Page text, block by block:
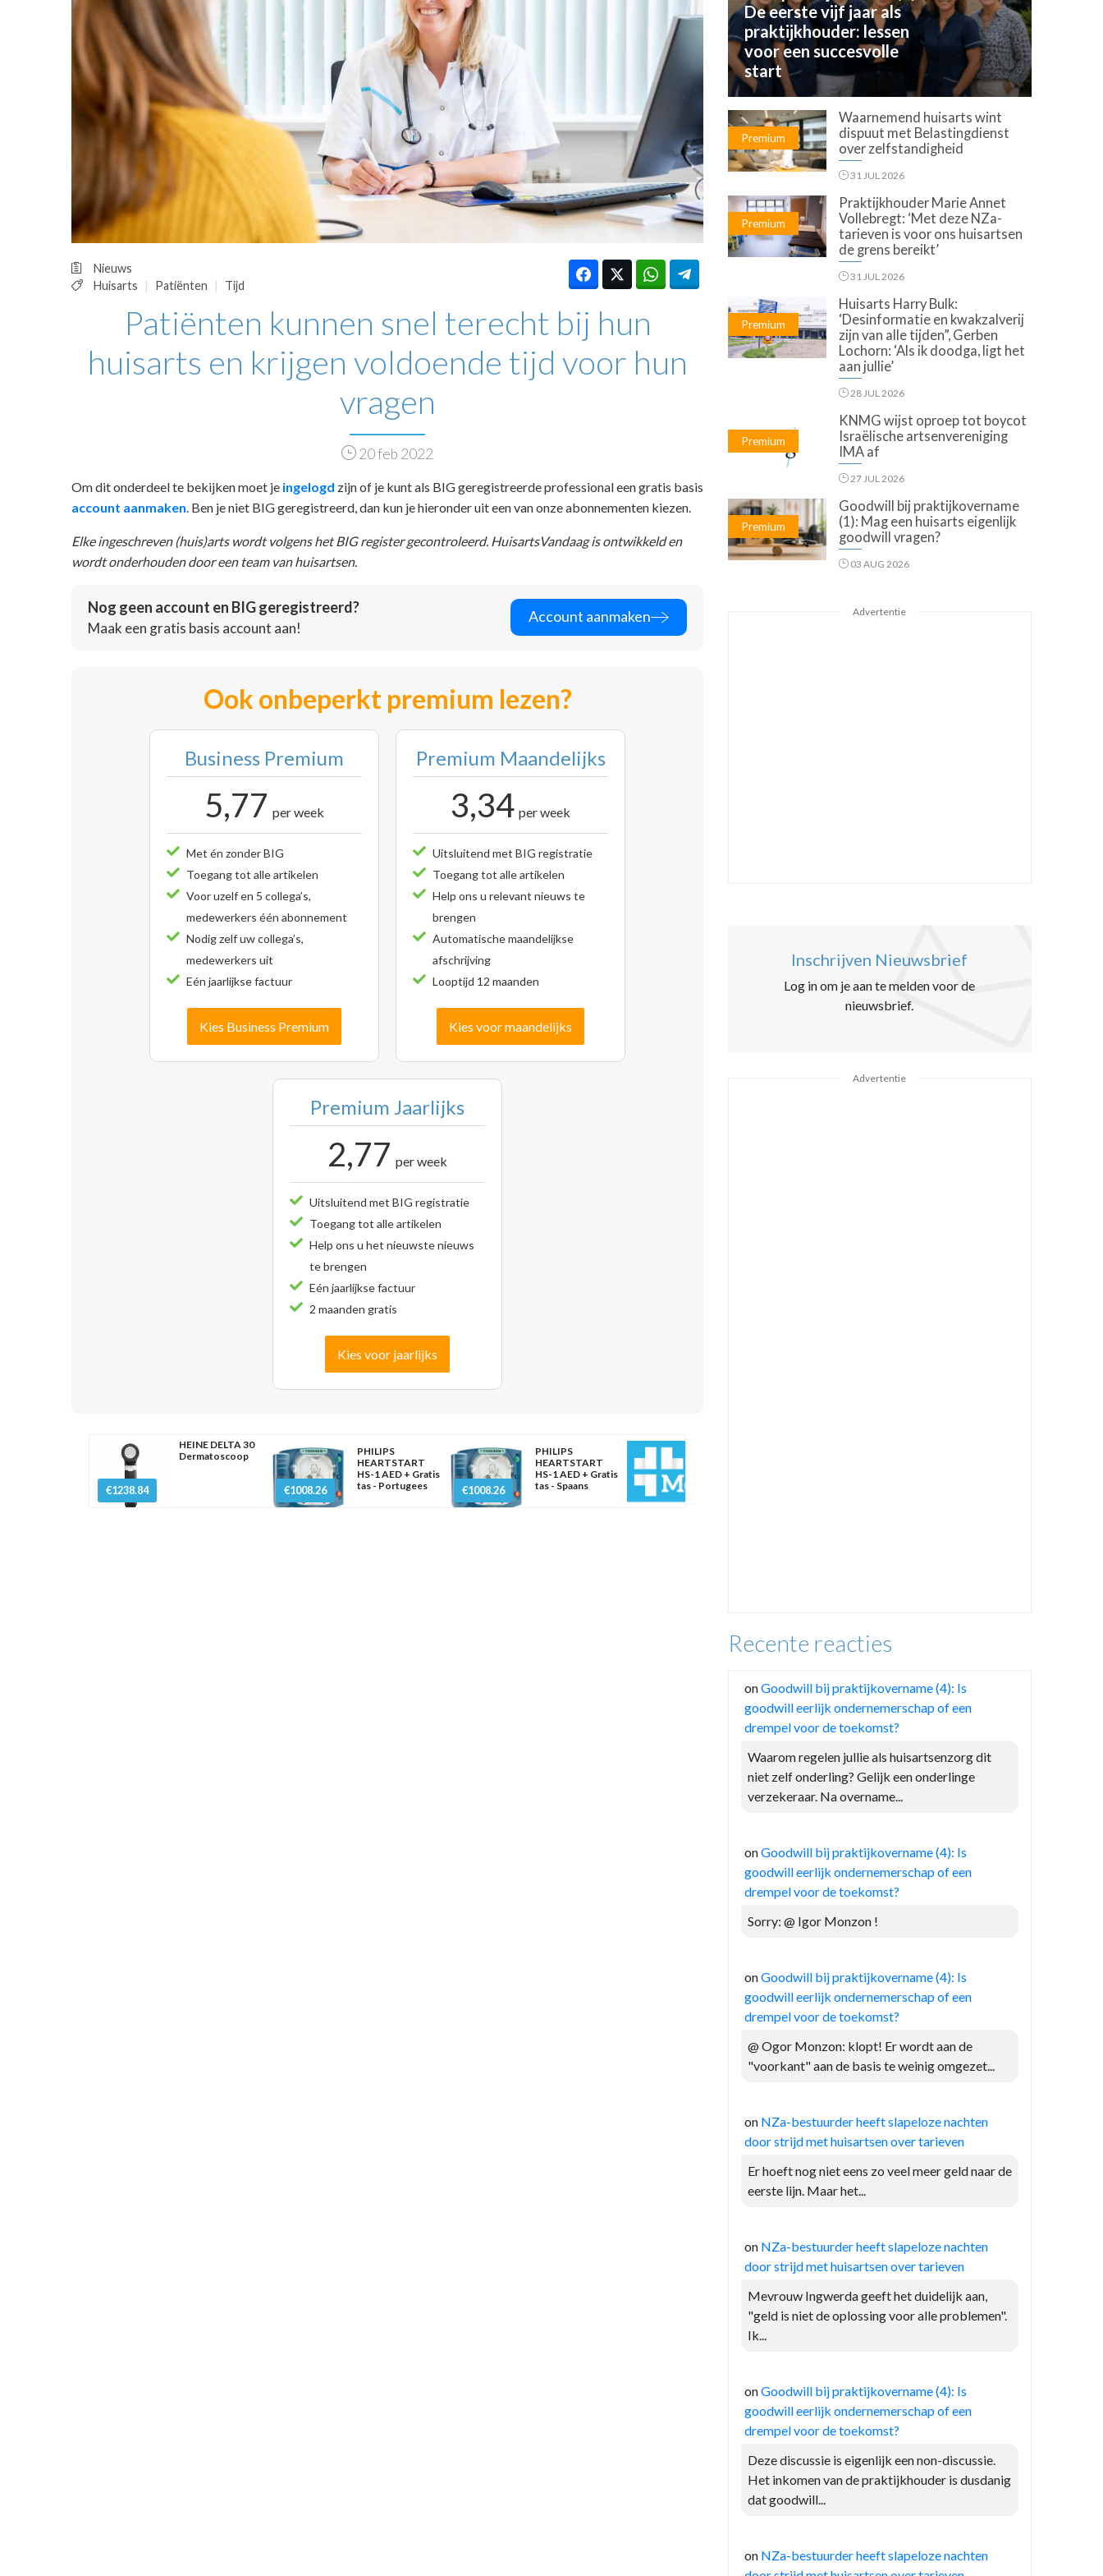
HUISARTSENPOST
PRAKTIJKZAKEN
TARIEVEN
VPHUISARTSEN
MEDISCHE VAKHANDEL
INLOGGEN
REGISTRATIE
Nieuws
Huisarts
Patiënten Tijd
Patiënten kunnen snel terecht bij hun
huisarts en krijgen voldoende tijd voor hun
vragen
20 feb 2022
Om dit onderdeel te bekijken moet je ingelogd zijn of je kunt als BIG geregistreerde professional een gratis basis
account aanmaken . Ben je niet BIG geregistreerd, dan kun je hieronder uit een van onze abonnementen kiezen.
Elke ingeschreven (huis)arts wordt volgens het BIG register gecontroleerd. HuisartsVandaag is ontwikkeld en
wordt onderhouden door een team van huisartsen.
Nog geen account en BIG geregistreerd?
Maak een gratis basis account aan!
Account aanmaken
Ook onbeperkt premium lezen?
Business Premium
5,77 per week
Met én zonder BIG
Toegang tot alle artikelen
Voor uzelf en 5 collega’s,
medewerkers één abonnement
Nodig zelf uw collega’s,
medewerkers uit
Eén jaarlijkse factuur
Kies Business Premium
Premium Maandelijks
3,34 per week
Uitsluitend met BIG registratie
Toegang tot alle artikelen
Help ons u relevant nieuws te
brengen
Automatische maandelijkse
afschrijving
Looptijd 12 maanden
Kies voor maandelijks
Premium Jaarlijks
2,77 per week
Uitsluitend met BIG registratie
Toegang tot alle artikelen
Help ons u het nieuwste nieuws
te brengen
Eén jaarlijkse factuur
2 maanden gratis
Kies voor jaarlijks
€1238.84
HEINE DELTA 30
Dermatoscoop
€1008.26
PHILIPS
HEARTSTART
HS-1 AED + Gratis
tas - Portugees
€1008.26
PHILIPS
HEARTSTART
HS-1 AED + Gratis
tas - Spaans
De eerste vijf jaar als
praktijkhouder: lessen
voor een succesvolle
start
Premium
Waarnemend huisarts wint
dispuut met Belastingdienst
over zelfstandigheid
31 JUL 2026
Premium
Praktijkhouder Marie Annet
Vollebregt: ‘Met deze NZa-
tarieven is voor ons huisartsen
de grens bereikt’
31 JUL 2026
Premium
Huisarts Harry Bulk:
‘Desinformatie en kwakzalverij
zijn van alle tijden”, Gerben
Lochorn: ‘Als ik doodga, ligt het
aan jullie’
28 JUL 2026
Premium
KNMG wijst oproep tot boycot
Israëlische artsenvereniging
IMA af
27 JUL 2026
Premium
Goodwill bij praktijkovername
(1): Mag een huisarts eigenlijk
goodwill vragen?
03 AUG 2026
Advertentie
Inschrijven Nieuwsbrief
Log in om je aan te melden voor de
nieuwsbrief.
Advertentie
Recente reacties
onGoodwill bij praktijkovername (4): Is
goodwill eerlijk ondernemerschap of een
drempel voor de toekomst?
Waarom regelen jullie als huisartsenzorg dit
niet zelf onderling? Gelijk een onderlinge
verzekeraar. Na overname...
onGoodwill bij praktijkovername (4): Is
goodwill eerlijk ondernemerschap of een
drempel voor de toekomst?
Sorry: @ Igor Monzon !
onGoodwill bij praktijkovername (4): Is
goodwill eerlijk ondernemerschap of een
drempel voor de toekomst?
@ Ogor Monzon: klopt! Er wordt aan de
"voorkant" aan de basis te weinig omgezet...
on NZa-bestuurder heeft slapeloze nachten
door strijd met huisartsen over tarieven
Er hoeft nog niet eens zo veel meer geld naar de
eerste lijn. Maar het...
on NZa-bestuurder heeft slapeloze nachten
door strijd met huisartsen over tarieven
Mevrouw Ingwerda geeft het duidelijk aan,
"geld is niet de oplossing voor alle problemen".
Ik...
onGoodwill bij praktijkovername (4): Is
goodwill eerlijk ondernemerschap of een
drempel voor de toekomst?
Deze discussie is eigenlijk een non-discussie.
Het inkomen van de praktijkhouder is dusdanig
dat goodwill...
on NZa-bestuurder heeft slapeloze nachten